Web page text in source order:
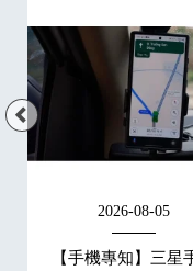
2026-08-05
【手機專知】三星